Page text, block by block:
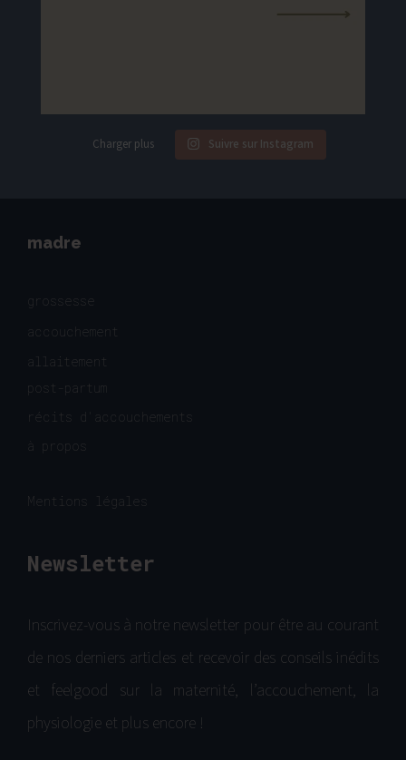
Charger plus Suivre sur Instagram
madre
grossesse
accouchement
allaitement
post-partum
récits d'accouchements
à propos
Mentions légales
Newsletter
Inscrivez-vous à notre newsletter pour être au courant
de nos derniers articles et recevoir des conseils inédits
et feelgood sur la maternité, l’accouchement, la
physiologie et plus encore !